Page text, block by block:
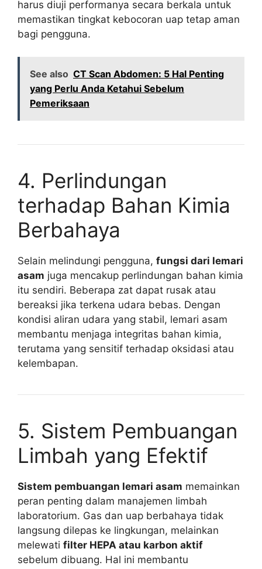
harus diuji performanya secara berkala untuk
memastikan tingkat kebocoran uap tetap aman
bagi pengguna.
See also CT Scan Abdomen: 5 Hal Penting
yang Perlu Anda Ketahui Sebelum
Pemeriksaan
4. Perlindungan
terhadap Bahan Kimia
Berbahaya
Selain melindungi pengguna, fungsi dari lemari
asam juga mencakup perlindungan bahan kimia
itu sendiri. Beberapa zat dapat rusak atau
bereaksi jika terkena udara bebas. Dengan
kondisi aliran udara yang stabil, lemari asam
membantu menjaga integritas bahan kimia,
terutama yang sensitif terhadap oksidasi atau
kelembapan.
5. Sistem Pembuangan
Limbah yang Efektif
Sistem pembuangan lemari asam memainkan
peran penting dalam manajemen limbah
laboratorium. Gas dan uap berbahaya tidak
langsung dilepas ke lingkungan, melainkan
melewati filter HEPA atau karbon aktif
sebelum dibuang. Hal ini membantu